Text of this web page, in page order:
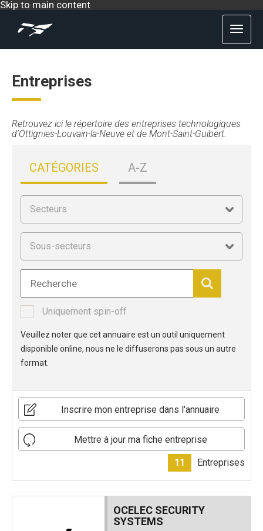
Skip to main content
Entreprises
Retrouvez ici le répertoire des entreprises technologiques
d'Ottignies-Louvain-la-Neuve et de Mont-Saint-Guibert.
CATÉGORIES A-Z
Uniquement spin-off
Veuillez noter que cet annuaire est un outil uniquement
disponible online, nous ne le diffuserons pas sous un autre
format.
Inscrire mon entreprise dans l'annuaire
Mettre à jour ma fiche entreprise
11 Entreprises
OCELEC SECURITY
SYSTEMS